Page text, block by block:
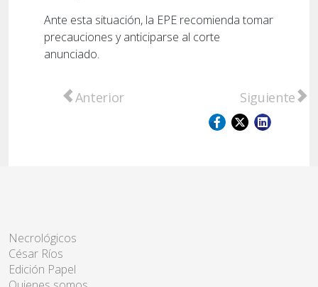
Ante esta situación, la EPE recomienda tomar
precauciones y anticiparse al corte
anunciado.
Artículo anterior: San Lorenzo: balacera y
Anterior Artículo
Siguiente
Necrológicos
César Ríos
Edición Papel